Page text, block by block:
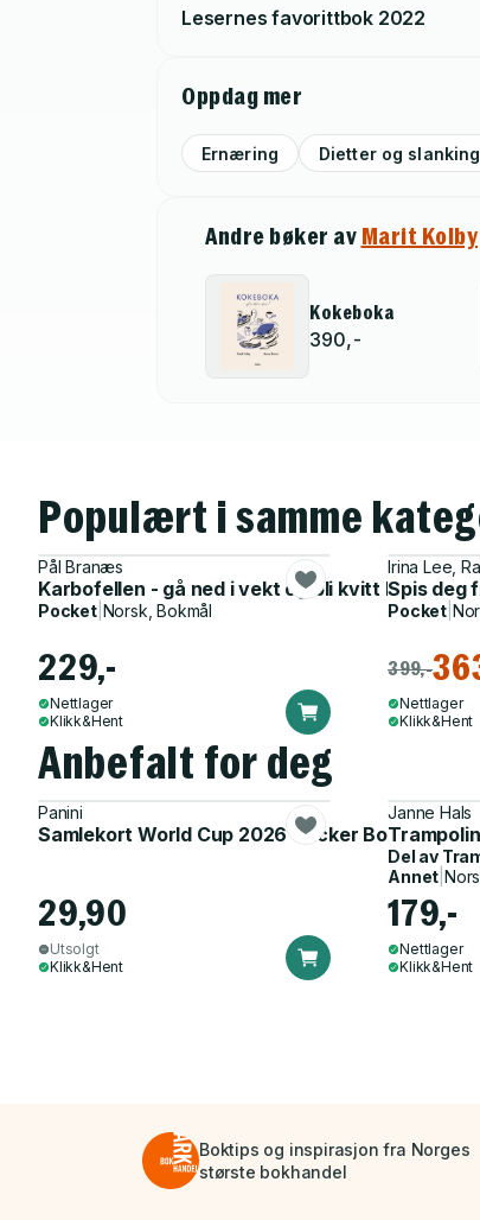
Lesernes favorittbok 2022
Oppdag mer
Ernæring Dietter og
Andre bøker av Marit Kolby
Kokeboka
390,-
Populært i samme
Pål Branæs
Karbofellen - gå ned i vekt og bli kvitt
Pocket| Norsk, Bokmål
229,-
Nettlager
Klikk&Hent
Irina Lee,
Spis deg
Pocket|
399,-
Nettlager
Klikk&Hent
Anbefalt for deg
Panini
Samlekort World Cup 2026 Sticker Booster
29,90
Utsolgt
Klikk&Hent
Janne Hals
Del av
Annet
179,-
Nettlager
Klikk&Hent
Boktips og inspirasjon fra Norges
største bokhandel